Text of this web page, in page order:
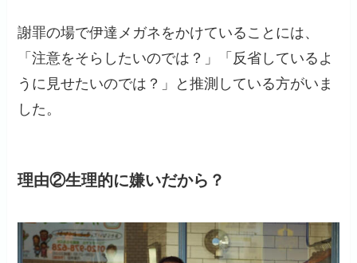
謝罪の場で伊達メガネをかけていることには、
「注意をそらしたいのでは？」「反省しているよ
うに見せたいのでは？」と推測している方がいま
した。
理由②生理的に嫌いだから？